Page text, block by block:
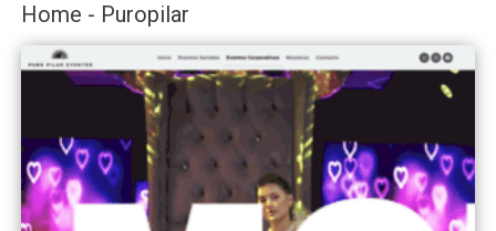
Home - Puropilar